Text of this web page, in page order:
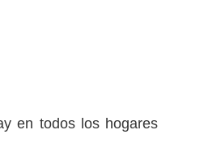
en todos los hogares